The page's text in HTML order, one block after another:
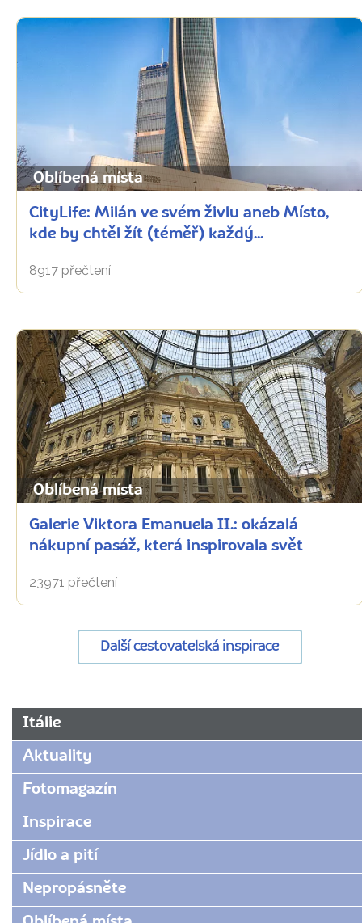
Oblíbená místa
CityLife: Milán ve svém živlu aneb Místo,
kde by chtěl žít (téměř) každý...
8917 přečtení
Oblíbená místa
Galerie Viktora Emanuela II.: okázalá
nákupní pasáž, která inspirovala svět
23971 přečtení
Další cestovatelská inspirace
URL
www.radynacestu.cz/magazin/posledni-
od-
leonarda-
da-
vinci/
Itálie
Aktuality
Fotomagazín
Inspirace
Jídlo a pití
Nepropásněte